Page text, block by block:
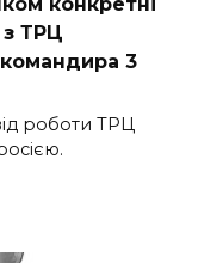
з ТРЦ
3
роботи ТРЦ